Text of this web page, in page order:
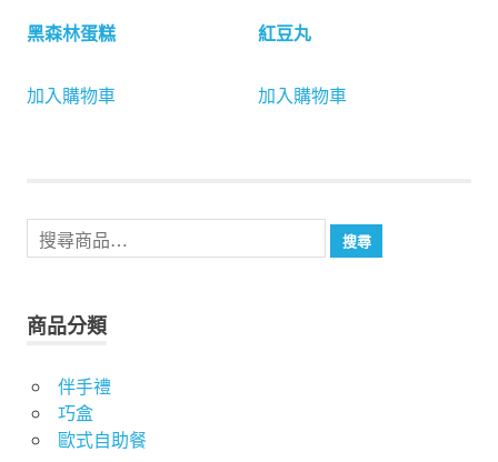
黑森林蛋糕
加入購物車
紅豆丸
加入購物車
搜
尋
鍵
字:
搜尋
商品分類
伴手禮
巧盒
歐式自助餐